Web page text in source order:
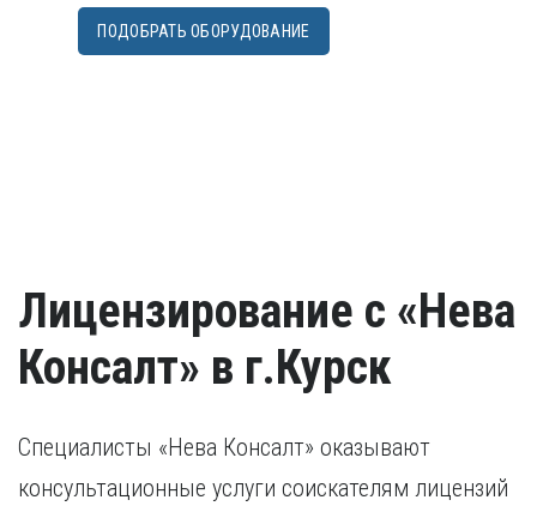
ПОДОБРАТЬ ОБОРУДОВАНИЕ
Лицензирование с «Нева
Консалт» в г.Курск
Специалисты «Нева Консалт» оказывают
консультационные услуги соискателям лицензий